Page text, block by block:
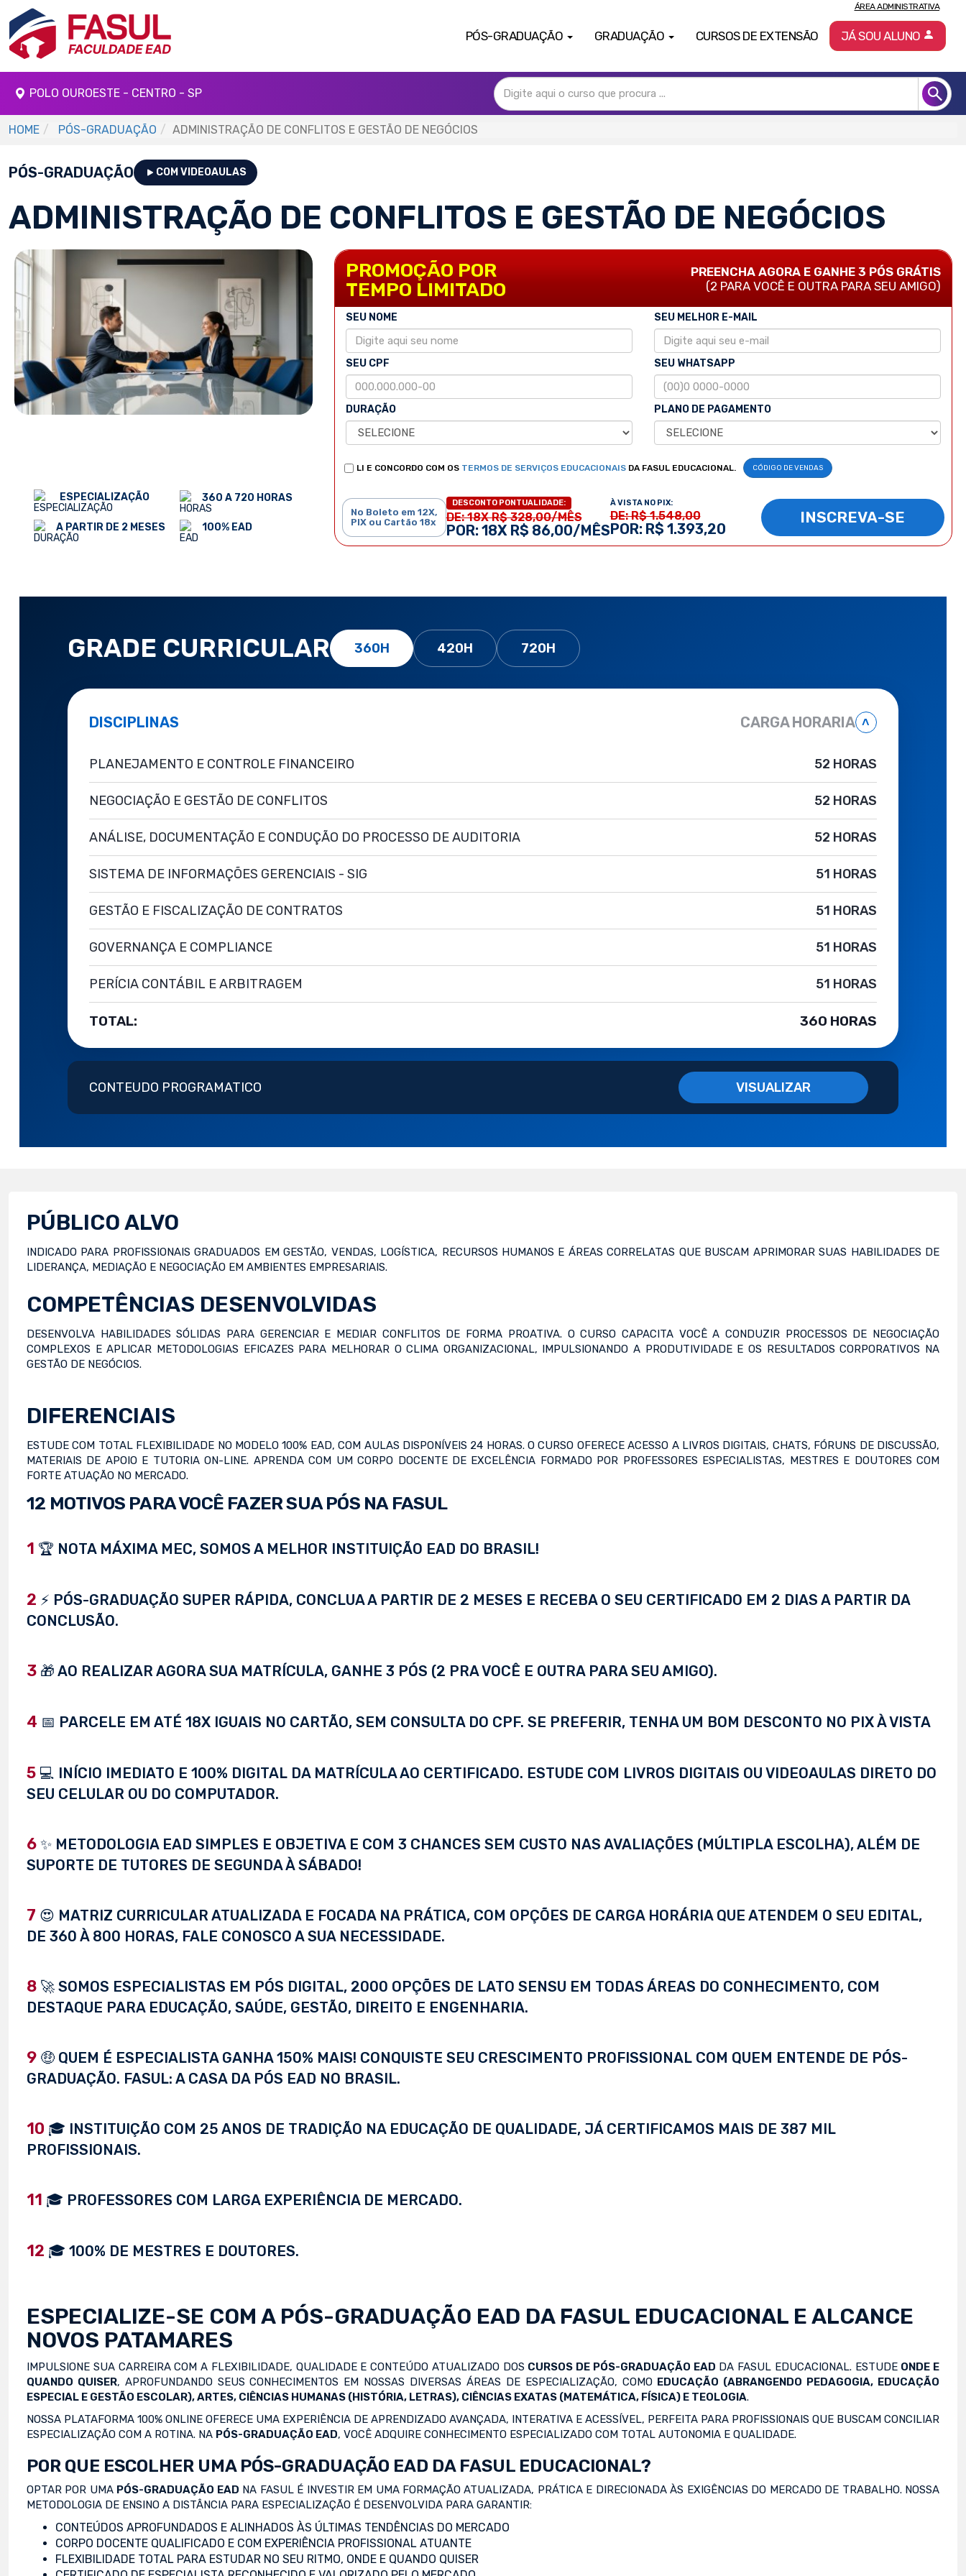
PÓS-GRADUAÇÃO GRADUAÇÃO CURSOS DE EXTENSÃO
ÁREA ADMINISTRATIVA
JÁ SOU ALUNO
POLO OUROESTE - CENTRO - SP
HOME PÓS-GRADUAÇÃO ADMINISTRAÇÃO DE CONFLITOS E GESTÃO DE NEGÓCIOS
PÓS-GRADUAÇÃO COM VIDEOAULAS
ADMINISTRAÇÃO DE CONFLITOS E GESTÃO DE NEGÓCIOS
ESPECIALIZAÇÃO
A PARTIR DE 2 MESES
360 A 720 HORAS
100% EAD
PROMOÇÃO POR
TEMPO LIMITADO
PREENCHA AGORA E GANHE 3 PÓS GRÁTIS
(2 PARA VOCÊ E OUTRA PARA SEU AMIGO)
SEU NOME
SEU CPF
SEU MELHOR E-MAIL
SEU WHATSAPP
DURAÇÃO PLANO DE PAGAMENTO
LI E CONCORDO COM OS TERMOS DE SERVIÇOS EDUCACIONAISDA FASUL EDUCACIONAL. CÓDIGO DE VENDAS
No Boleto em 12X,
PIX ou Cartão 18x
DESCONTO PONTUALIDADE:
DE: 18X R$ 328,00/MÊS
POR: 18X R$ 86,00/MÊS
À VISTA NO PIX:
DE: R$ 1.548,00
POR: R$ 1.393,20
INSCREVA-SE
GRADE CURRICULAR 360H 420H 720H
DISCIPLINAS CARGA HORARIA ˄
PLANEJAMENTO E CONTROLE FINANCEIRO 52 HORAS
NEGOCIAÇÃO E GESTÃO DE CONFLITOS 52 HORAS
ANÁLISE, DOCUMENTAÇÃO E CONDUÇÃO DO PROCESSO DE AUDITORIA 52 HORAS
SISTEMA DE INFORMAÇÕES GERENCIAIS - SIG 51 HORAS
GESTÃO E FISCALIZAÇÃO DE CONTRATOS 51 HORAS
GOVERNANÇA E COMPLIANCE 51 HORAS
PERÍCIA CONTÁBIL E ARBITRAGEM 51 HORAS
TOTAL: 360 HORAS
CONTEUDO PROGRAMATICO VISUALIZAR
PÚBLICO ALVO
INDICADO PARA PROFISSIONAIS GRADUADOS EM GESTÃO, VENDAS, LOGÍSTICA, RECURSOS HUMANOS E ÁREAS CORRELATAS QUE BUSCAM APRIMORAR SUAS HABILIDADES DE
LIDERANÇA, MEDIAÇÃO E NEGOCIAÇÃO EM AMBIENTES EMPRESARIAIS.
COMPETÊNCIAS DESENVOLVIDAS
DESENVOLVA HABILIDADES SÓLIDAS PARA GERENCIAR E MEDIAR CONFLITOS DE FORMA PROATIVA. O CURSO CAPACITA VOCÊ A CONDUZIR PROCESSOS DE NEGOCIAÇÃO
COMPLEXOS E APLICAR METODOLOGIAS EFICAZES PARA MELHORAR O CLIMA ORGANIZACIONAL, IMPULSIONANDO A PRODUTIVIDADE E OS RESULTADOS CORPORATIVOS NA
GESTÃO DE NEGÓCIOS.
DIFERENCIAIS
ESTUDE COM TOTAL FLEXIBILIDADE NO MODELO 100% EAD, COM AULAS DISPONÍVEIS 24 HORAS. O CURSO OFERECE ACESSO A LIVROS DIGITAIS, CHATS, FÓRUNS DE DISCUSSÃO,
MATERIAIS DE APOIO E TUTORIA ON-LINE. APRENDA COM UM CORPO DOCENTE DE EXCELÊNCIA FORMADO POR PROFESSORES ESPECIALISTAS, MESTRES E DOUTORES COM
FORTE ATUAÇÃO NO MERCADO.
12 MOTIVOS PARA VOCÊ FAZER SUA PÓS NA FASUL
1 🏆 NOTA MÁXIMA MEC, SOMOS A MELHOR INSTITUIÇÃO EAD DO BRASIL!
2 ⚡ PÓS-GRADUAÇÃO SUPER RÁPIDA, CONCLUA A PARTIR DE 2 MESES E RECEBA O SEU CERTIFICADO EM 2 DIAS A PARTIR DA
CONCLUSÃO.
3 🎁 AO REALIZAR AGORA SUA MATRÍCULA, GANHE 3 PÓS (2 PRA VOCÊ E OUTRA PARA SEU AMIGO).
4 📅 PARCELE EM ATÉ 18X IGUAIS NO CARTÃO, SEM CONSULTA DO CPF. SE PREFERIR, TENHA UM BOM DESCONTO NO PIX À VISTA
5 💻 INÍCIO IMEDIATO E 100% DIGITAL DA MATRÍCULA AO CERTIFICADO. ESTUDE COM LIVROS DIGITAIS OU VIDEOAULAS DIRETO DO
SEU CELULAR OU DO COMPUTADOR.
6 ✨ METODOLOGIA EAD SIMPLES E OBJETIVA E COM 3 CHANCES SEM CUSTO NAS AVALIAÇÕES (MÚLTIPLA ESCOLHA), ALÉM DE
SUPORTE DE TUTORES DE SEGUNDA À SÁBADO!
7 😍 MATRIZ CURRICULAR ATUALIZADA E FOCADA NA PRÁTICA, COM OPÇÕES DE CARGA HORÁRIA QUE ATENDEM O SEU EDITAL,
DE 360 À 800 HORAS, FALE CONOSCO A SUA NECESSIDADE.
8 🚀 SOMOS ESPECIALISTAS EM PÓS DIGITAL, 2000 OPÇÕES DE LATO SENSU EM TODAS ÁREAS DO CONHECIMENTO, COM
DESTAQUE PARA EDUCAÇÃO, SAÚDE, GESTÃO, DIREITO E ENGENHARIA.
9 🤑 QUEM É ESPECIALISTA GANHA 150% MAIS! CONQUISTE SEU CRESCIMENTO PROFISSIONAL COM QUEM ENTENDE DE PÓS-
GRADUAÇÃO. FASUL: A CASA DA PÓS EAD NO BRASIL.
10 🎓 INSTITUIÇÃO COM 25 ANOS DE TRADIÇÃO NA EDUCAÇÃO DE QUALIDADE, JÁ CERTIFICAMOS MAIS DE 387 MIL
PROFISSIONAIS.
11 🎓 PROFESSORES COM LARGA EXPERIÊNCIA DE MERCADO.
12 🎓 100% DE MESTRES E DOUTORES.
ESPECIALIZE-SE COM A PÓS-GRADUAÇÃO EAD DA FASUL EDUCACIONAL E ALCANCE
NOVOS PATAMARES
IMPULSIONE SUA CARREIRA COM A FLEXIBILIDADE, QUALIDADE E CONTEÚDO ATUALIZADO DOS CURSOS DE PÓS-GRADUAÇÃO EAD DA FASUL EDUCACIONAL. ESTUDE ONDE E
QUANDO QUISER, APROFUNDANDO SEUS CONHECIMENTOS EM NOSSAS DIVERSAS ÁREAS DE ESPECIALIZAÇÃO, COMO EDUCAÇÃO (ABRANGENDO PEDAGOGIA, EDUCAÇÃO
ESPECIAL E GESTÃO ESCOLAR), ARTES, CIÊNCIAS HUMANAS (HISTÓRIA, LETRAS), CIÊNCIAS EXATAS (MATEMÁTICA, FÍSICA) E TEOLOGIA.
NOSSA PLATAFORMA 100% ONLINE OFERECE UMA EXPERIÊNCIA DE APRENDIZADO AVANÇADA, INTERATIVA E ACESSÍVEL, PERFEITA PARA PROFISSIONAIS QUE BUSCAM CONCILIAR
ESPECIALIZAÇÃO COM A ROTINA. NA PÓS-GRADUAÇÃO EAD, VOCÊ ADQUIRE CONHECIMENTO ESPECIALIZADO COM TOTAL AUTONOMIA E QUALIDADE.
POR QUE ESCOLHER UMA PÓS-GRADUAÇÃO EAD DA FASUL EDUCACIONAL?
OPTAR POR UMA PÓS-GRADUAÇÃO EAD NA FASUL É INVESTIR EM UMA FORMAÇÃO ATUALIZADA, PRÁTICA E DIRECIONADA ÀS EXIGÊNCIAS DO MERCADO DE TRABALHO. NOSSA
METODOLOGIA DE ENSINO A DISTÂNCIA PARA ESPECIALIZAÇÃO É DESENVOLVIDA PARA GARANTIR:
CONTEÚDOS APROFUNDADOS E ALINHADOS ÀS ÚLTIMAS TENDÊNCIAS DO MERCADO
CORPO DOCENTE QUALIFICADO E COM EXPERIÊNCIA PROFISSIONAL ATUANTE
FLEXIBILIDADE TOTAL PARA ESTUDAR NO SEU RITMO, ONDE E QUANDO QUISER